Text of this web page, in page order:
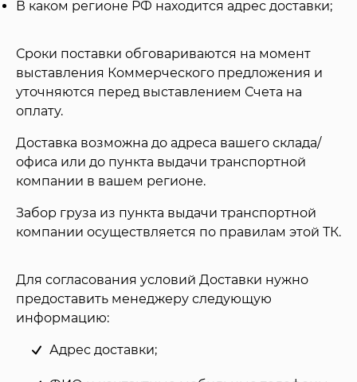
В каком регионе РФ находится адрес доставки;
Сроки поставки обговариваются на момент
выставления Коммерческого предложения и
уточняются перед выставлением Счета на
оплату.
Доставка возможна до адреса вашего склада/
офиса или до пункта выдачи транспортной
компании в вашем регионе.
Забор груза из пункта выдачи транспортной
компании осуществляется по правилам этой ТК.
Для согласования условий Доставки нужно
предоставить менеджеру следующую
информацию:
Адрес доставки;